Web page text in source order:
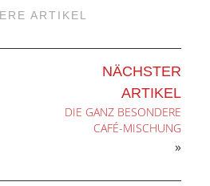
ARTIKEL
NÄCHSTER
ARTIKEL
DIE GANZ BESONDERE
CAFÉ-MISCHUNG
»